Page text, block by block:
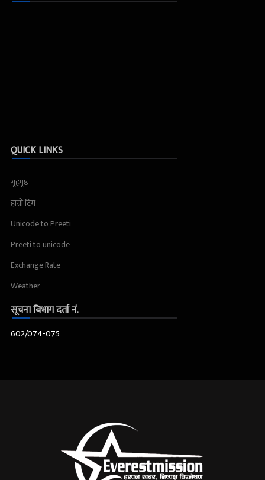
QUICK LINKS
गृहपृष्ठ
हाम्रो टिम
Unicode to Preeti
Preeti to unicode
Exchange Rate
Weather
सूचना बिभाग दर्ता नं.
602/074-075